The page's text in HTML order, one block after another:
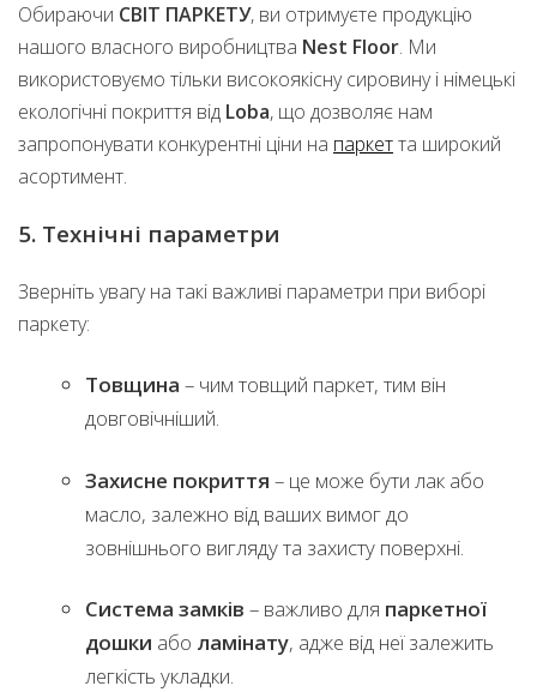
Обираючи СВІТ ПАРКЕТУ, ви отримуєте продукцію
нашого власного виробництва Nest Floor. Ми
використовуємо тільки високоякісну сировину і німецькі
екологічні покриття від Loba, що дозволяє нам
запропонувати конкурентні ціни на паркетта широкий
асортимент.
5. Технічні параметри
Зверніть увагу на такі важливі параметри при виборі
паркету:
Товщина – чим товщий паркет, тим він
довговічніший.
Захисне покриття – це може бути лак або
масло, залежно від ваших вимог до
зовнішнього вигляду та захисту поверхні.
Система замків – важливо для паркетної
дошки або ламінату, адже від неї залежить
легкість укладки.